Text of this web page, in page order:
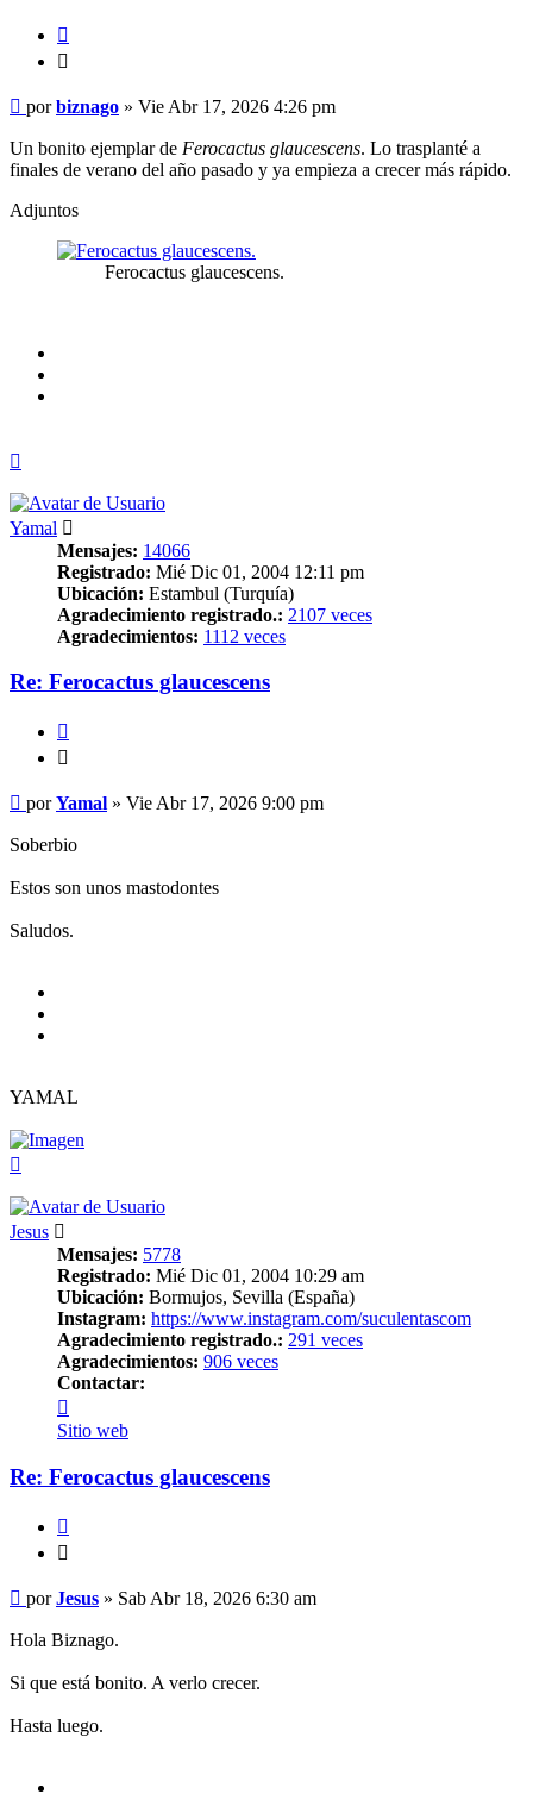
Mensaje
porbiznago » Vie Abr 17, 2026 4:26 pm
Un bonito ejemplar de Ferocactus glaucescens. Lo trasplanté a
finales de verano del año pasado y ya empieza a crecer más rápido.
Adjuntos
Ferocactus glaucescens.
Yamal
Mensajes: 14066
Registrado: Mié Dic 01, 2004 12:11 pm
Ubicación: Estambul (Turquía)
Agradecimiento registrado.: 2107 veces
Agradecimientos: 1112 veces
Re: Ferocactus glaucescens
Mensaje
porYamal » Vie Abr 17, 2026 9:00 pm
Soberbio
Estos son unos mastodontes
Saludos.
YAMAL
Jesus
Mensajes: 5778
Registrado: Mié Dic 01, 2004 10:29 am
Ubicación: Bormujos, Sevilla (España)
Instagram: https://www.instagram.com/suculentascom
Agradecimiento registrado.: 291 veces
Agradecimientos: 906 veces
Contactar:
Jesus
Sitio web
Re: Ferocactus glaucescens
Mensaje
porJesus » Sab Abr 18, 2026 6:30 am
Hola Biznago.
Si que está bonito. A verlo crecer.
Hasta luego.